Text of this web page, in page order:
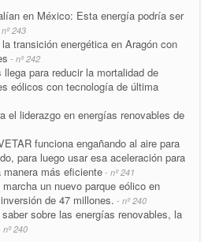
en México: Esta energía podría ser
243
transición energética en Aragón con
- nº 242
para reducir la mortalidad de
eólicos con tecnología de última
el liderazgo en energías renovables de
funciona engañando al aire para
para luego usar esa aceleración para
más eficiente - nº 241
un nuevo parque eólico en
de 47 millones. - nº 240
sobre las energías renovables, la
nº 240